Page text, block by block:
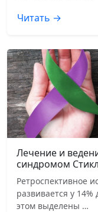
Читать →
Лечение и
синдромом
Ретроспективное
развивается у
этом выделены …